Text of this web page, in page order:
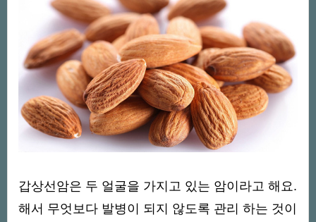
갑상선암은 두 얼굴을 가지고 있는 암이라고 해요.
해서 무엇보다 발병이 되지 않도록 관리 하는 것이